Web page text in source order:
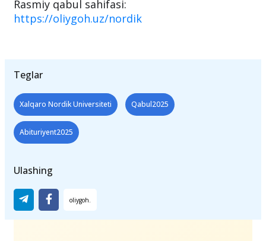
Rasmiy qabul sahifasi:
https://oliygoh.uz/nordik
Teglar
Xalqaro Nordik Universiteti Qabul2025
Abituriyent2025
Ulashing